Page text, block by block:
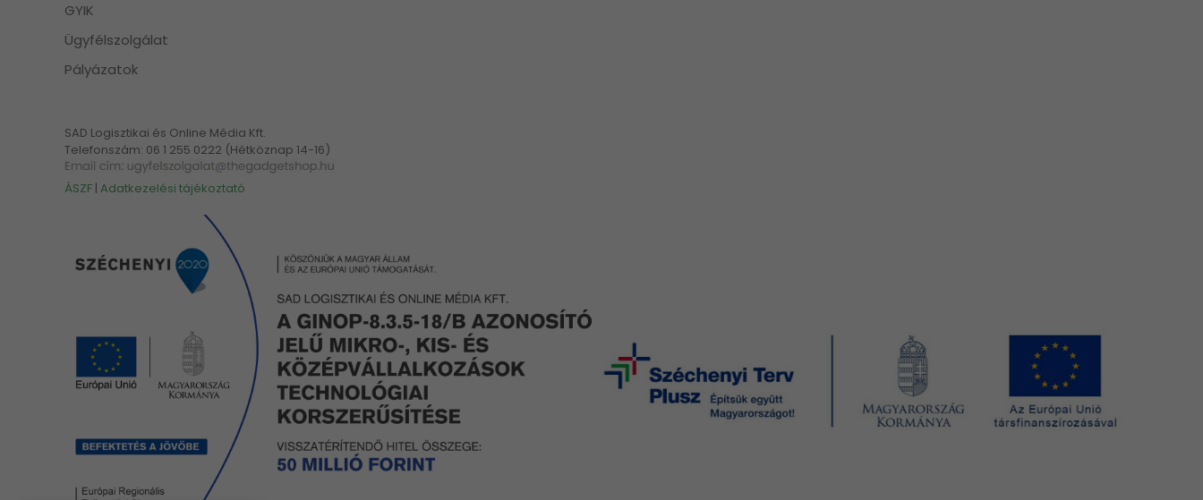
GYIK
Ügyfélszolgálat
Pályázatok
SAD Logisztikai és Online Média Kft.
Telefonszám: 06 1 255 0222 (Hétköznap 14-16)
ÁSZF | Adatkezelési tájékoztató